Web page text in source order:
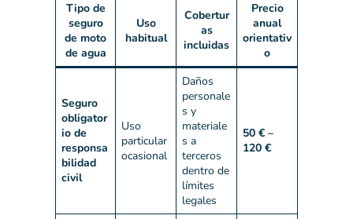
Tipo de
seguro
de moto
de agua
Uso
habitual
Cobertur
as
incluidas
Precio
anual
orientativ
o
Seguro
obligator
io de
responsa
bilidad
civil
Uso
particular
ocasional
Daños
personale
s y
materiale
s a
terceros
dentro de
límites
legales
50 € –
120 €